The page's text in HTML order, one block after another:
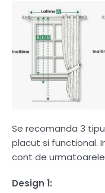
Se recomanda 3
placut si functional.
cont de urmatoarele
Design 1: